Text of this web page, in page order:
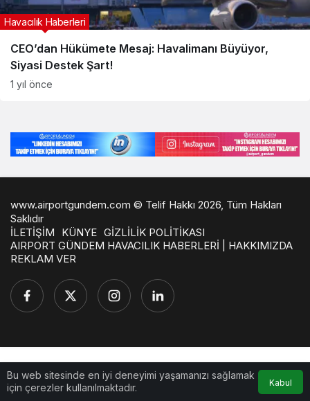
CEO’dan Hükümete Mesaj: Havalimanı Büyüyor,
Siyasi Destek Şart!
Havacılık Haberleri
1 yıl önce
Bu web sitesinde en iyi deneyimi yaşamanızı sağlamak
için çerezler kullanılmaktadır.
Kabul
www.airportgundem.com © Telif Hakkı 2026, Tüm Hakları
Saklıdır
İLETİŞİM
KÜNYE GİZLİLİK POLİTİKASI
AIRPORT GÜNDEM HAVACILIK HABERLERİ | HAKKIMIZDA
REKLAM VER